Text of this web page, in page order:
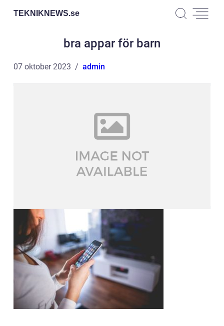
TEKNIKNEWS.se
bra appar för barn
07 oktober 2023 admin